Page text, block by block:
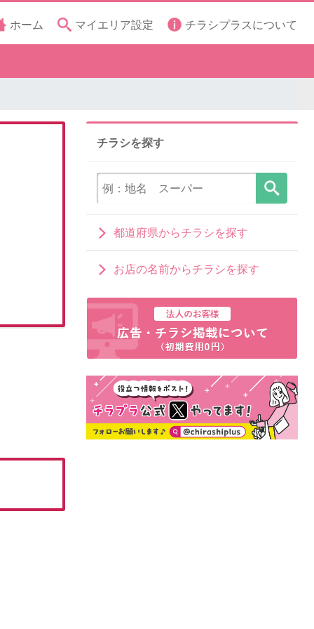
ホーム マイエリア設定 チラシプラスについて
チラシを探す
都道府県からチラシを探す
お店の名前からチラシを探す